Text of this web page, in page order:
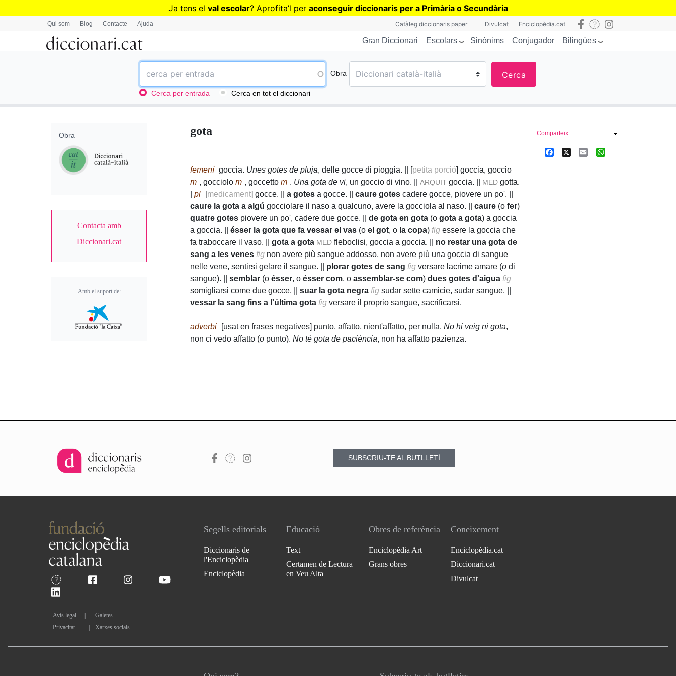
Vés
Ja tens el val escolar? Aprofita’l per aconseguir diccionaris per a Primària o Secundària
Qui som Blog Contacte Ajuda Catàleg diccionaris paper Divulcat Enciclopèdia.cat
Gran Diccionari Escolars Sinònims Conjugador Bilingües
Obra Cerca
Cerca per entrada Cerca en tot el diccionari
gota
femení goccia. Unes gotes de pluja, delle gocce di pioggia. || [petita porció] goccia, goccio
m , gocciolom , goccettom . Una gota de vi, un goccio di vino. ||ARQUIT goccia. || MED gotta.
|pl [medicament] gocce. ||a gotes a gocce. ||caure gotes cadere gocce, piovere un po'. ||
caure la gota a algú gocciolare il naso a qualcuno, avere la gocciola al naso. ||caure (ofer)
quatre gotes piovere un po', cadere due gocce. ||de gota en gota (ogota a gota) a goccia
a goccia. ||ésser la gota que fa vessar el vas (oel got, o la copa) fig essere la goccia che
fa traboccare il vaso. ||gota a gota MED fleboclisi, goccia a goccia. || no restar una gota de
sang a les venes fig non avere più sangue addosso, non avere più una goccia di sangue
nelle vene, sentirsi gelare il sangue. || plorar gotes de sang fig versare lacrime amare (o di
sangue). ||semblar (oésser, oésser com, oassemblar-se com)dues gotes d'aigua fig
somigliarsi come due gocce. ||suar la gota negra fig sudar sette camicie, sudar sangue. ||
vessar la sang fins a l'última gota fig versare il proprio sangue, sacrificarsi.
adverbi [usat en frases negatives] punto, affatto, nient'affatto, per nulla.No hi veig ni gota,
non ci vedo affatto (o punto).No té gota de paciència, non ha affatto pazienza.
Obra
Contacta amb
Diccionari.cat
Amb el suport de:
Comparteix
Facebook Email
SUBSCRIU-TE AL BUTLLETÍ
Avís legal
Galetes
Privacitat
| Xarxes socials
Segells editorials
Diccionaris de
l'Enciclopèdia
Enciclopèdia
Educació
Text
Certamen de Lectura
en Veu Alta
Obres de referència
Enciclopèdia Art
Grans obres
Coneixement
Enciclopèdia.cat
Diccionari.cat
Divulcat